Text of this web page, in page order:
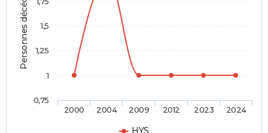
Personnes décédées
HYS
2000 2004 2009 2012 2023 2024
0,75
1
1,25
1,5